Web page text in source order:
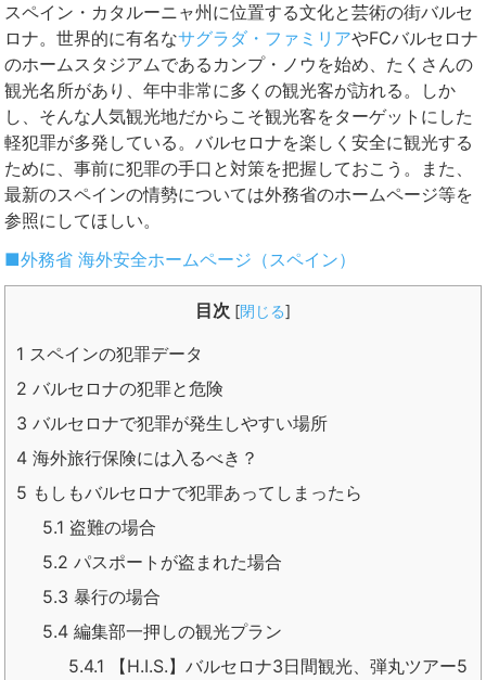
スペイン・カタルーニャ州に位置する文化と芸術の街バルセ
ロナ。世界的に有名なサグラダ・ファミリアやFCバルセロナ
のホームスタジアムであるカンプ・ノウを始め、たくさんの
観光名所があり、年中非常に多くの観光客が訪れる。しか
し、そんな人気観光地だからこそ観光客をターゲットにした
軽犯罪が多発している。バルセロナを楽しく安全に観光する
ために、事前に犯罪の手口と対策を把握しておこう。また、
最新のスペインの情勢については外務省のホームページ等を
参照にしてほしい。
■外務省 海外安全ホームページ（スペイン）
目次 [閉じる]
1 スペインの犯罪データ
2 バルセロナの犯罪と危険
3 バルセロナで犯罪が発生しやすい場所
4 海外旅行保険には入るべき？
5 もしもバルセロナで犯罪あってしまったら
5.1 盗難の場合
5.2 パスポートが盗まれた場合
5.3 暴行の場合
5.4 編集部一押しの観光プラン
5.4.1 【H.I.S.】バルセロナ3日間観光、弾丸ツアー5